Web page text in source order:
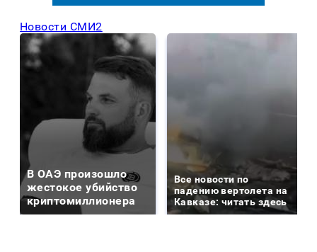
Новости СМИ2
В ОАЭ произошло
жестокое убийство
криптомиллионера
Все новости по
падению вертолета на
Кавказе: читать здесь